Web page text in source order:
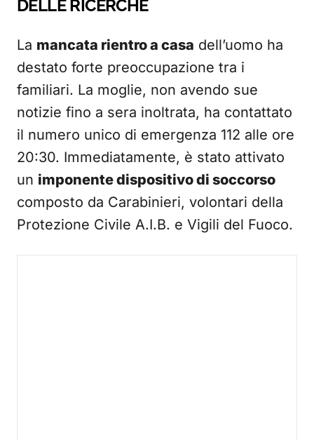
DELLE RICERCHE
La mancata rientro a casa dell’uomo ha
destato forte preoccupazione tra i
familiari. La moglie, non avendo sue
notizie fino a sera inoltrata, ha contattato
il numero unico di emergenza 112 alle ore
20:30. Immediatamente, è stato attivato
un imponente dispositivo di soccorso
composto da Carabinieri, volontari della
Protezione Civile A.I.B. e Vigili del Fuoco.